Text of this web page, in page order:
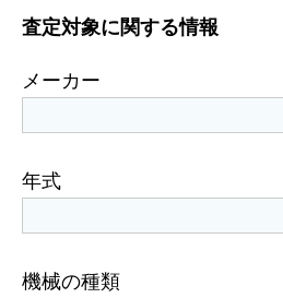
査定対象に関する情報
メーカー
年式
機械の種類